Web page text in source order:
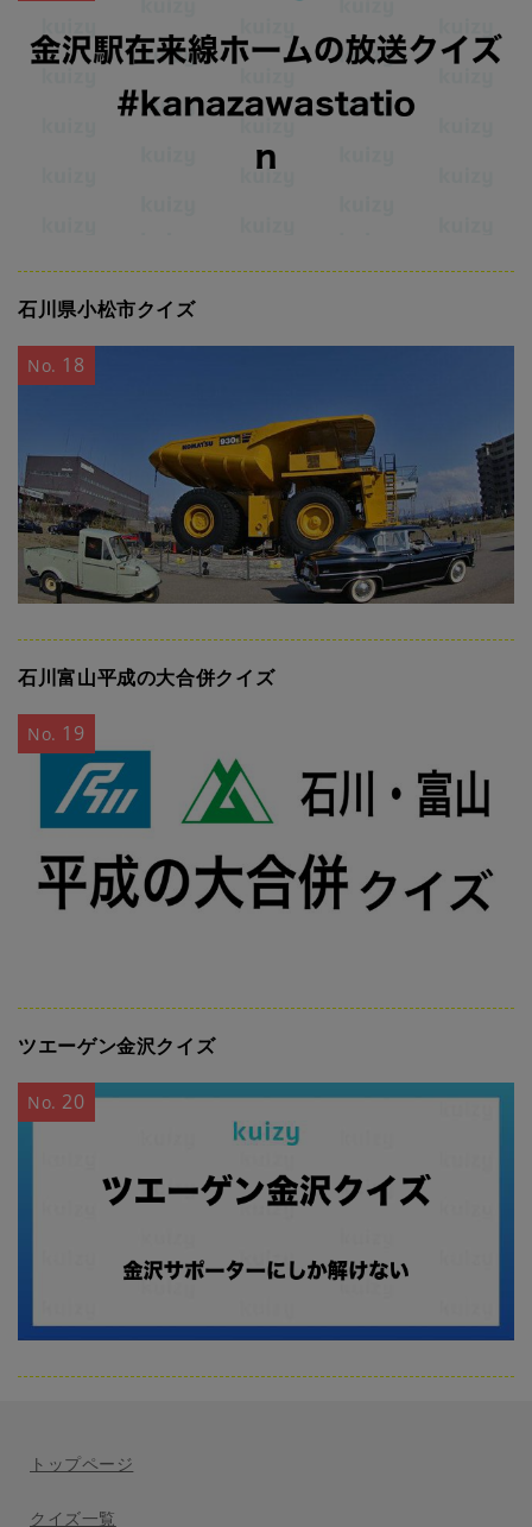
石川県小松市クイズ
No. 18
石川富山平成の大合併クイズ
No. 19
ツエーゲン金沢クイズ
No. 20
トップページ
クイズ一覧